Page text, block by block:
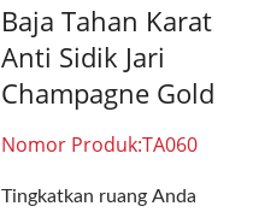
Baja Tahan Karat
Anti Sidik Jari
Champagne Gold
Nomor Produk:TA060
Tingkatkan ruang Anda